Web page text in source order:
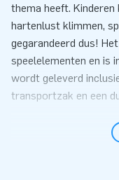
thema heeft.
hartenlust klimmen,
gegarandeerd dus!
speelelementen en is
wordt geleverd
transportzak en een
Playzone met